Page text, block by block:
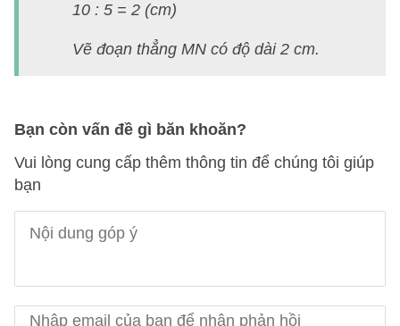
10 : 5 = 2 (cm)
Vẽ đoạn thẳng MN có độ dài 2 cm.
Bạn còn vấn đề gì băn khoăn?
Vui lòng cung cấp thêm thông tin để chúng tôi giúp
bạn